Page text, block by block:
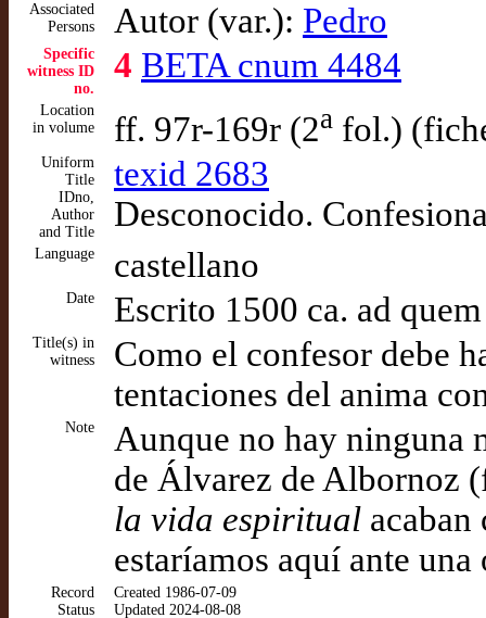
Associated
Persons
Autor (var.): Pedro
Specific
witness ID
no.
4 BETA cnum 4484
Location
in volume
ff. 97r-169r (2a fol.)
Uniform
Title
IDno,
Author
and Title
texid 2683
Desconocido.
Language castellano
Date Escrito 1500 ca. ad quem
Title(s) in
witness
Como el confesor debe
tentaciones del anima
Note
Aunque no hay ninguna
de Álvarez de Albornoz
la vida espiritual acaban
estaríamos aquí ante
Record
Status
Created 1986-07-09
Updated 2024-08-08